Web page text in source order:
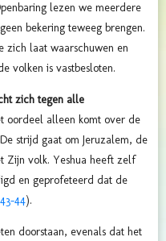
lezen we meerdere
bekering teweeg brengen.
zich laat waarschuwen en
volken is vastbesloten.
zich tegen alle
oordeel alleen komt over de
strijd gaat om Jeruzalem, de
Zijn volk. Yeshua heeft zelf
en geprofeteerd dat de
44).
doorstaan, evenals dat het